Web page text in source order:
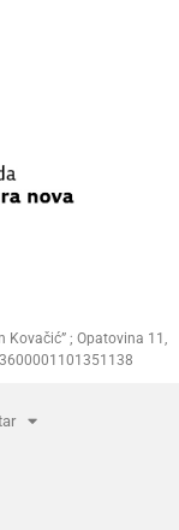
; Opatovina 11,